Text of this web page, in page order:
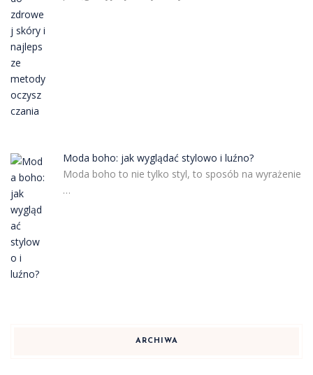
Moda boho: jak wyglądać stylowo i luźno?
Moda boho to nie tylko styl, to sposób na wyrażenie
…
ARCHIWA